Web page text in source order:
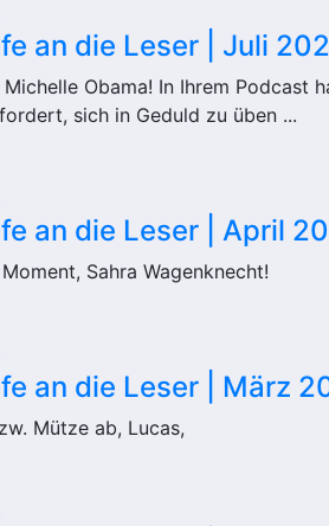
an die Leser | Juli
Michelle Obama! In Ihrem Podcast
sich in Geduld zu üben ...
an die Leser | April
Sahra Wagenknecht!
an die Leser | März
Mütze ab, Lucas,